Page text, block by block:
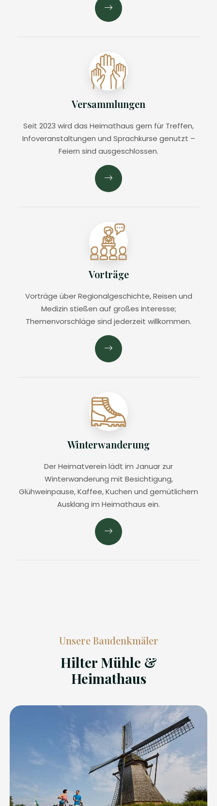
Versammlungen
Seit 2023 wird das Heimathaus gern für Treffen,
Infoveranstaltungen und Sprachkurse genutzt –
Feiern sind ausgeschlossen.
Vorträge
Vorträge über Regionalgeschichte, Reisen und
Medizin stießen auf großes Interesse;
Themenvorschläge sind jederzeit willkommen.
Winterwanderung
Der Heimatverein lädt im Januar zur
Winterwanderung mit Besichtigung,
Glühweinpause, Kaffee, Kuchen und gemütlichem
Ausklang im Heimathaus ein.
Unsere Baudenkmäler
Hilter Mühle &
Heimathaus